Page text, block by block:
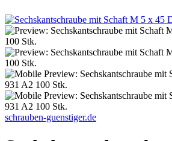
schrauben-guenstiger.de